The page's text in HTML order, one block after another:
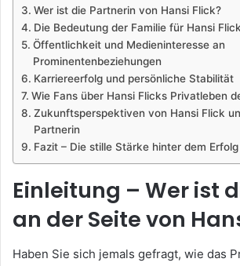
Wer ist die Partnerin von Hansi Flick?
Die Bedeutung der Familie für Hansi Flick
Öffentlichkeit und Medieninteresse an
Prominentenbeziehungen
Karriereerfolg und persönliche Stabilität
Wie Fans über Hansi Flicks Privatleben
Zukunftsperspektiven von Hansi Flick
Partnerin
Fazit – Die stille Stärke hinter dem Erfolg
Einleitung – Wer ist
an der Seite von
Haben Sie sich jemals gefragt, wie das